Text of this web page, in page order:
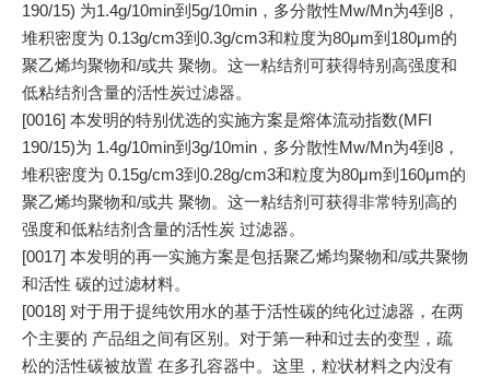
190/15) 为1.4g/10min到5g/10min，多分散性Mw/Mn为4到8，
堆积密度为 0.13g/cm3到0.3g/cm3和粒度为80μm到180μm的
聚乙烯均聚物和/或共 聚物。这一粘结剂可获得特别高强度和
低粘结剂含量的活性炭过滤器。
[0016] 本发明的特别优选的实施方案是熔体流动指数(MFI
190/15)为 1.4g/10min到3g/10min，多分散性Mw/Mn为4到8，
堆积密度为 0.15g/cm3到0.28g/cm3和粒度为80μm到160μm的
聚乙烯均聚物和/或共 聚物。这一粘结剂可获得非常特别高的
强度和低粘结剂含量的活性炭 过滤器。
[0017] 本发明的再一实施方案是包括聚乙烯均聚物和/或共聚物
和活性 碳的过滤材料。
[0018] 对于用于提纯饮用水的基于活性碳的纯化过滤器，在两
个主要的 产品组之间有区别。对于第一种和过去的变型，疏
松的活性碳被放置 在多孔容器中。这里，粒状材料之内没有